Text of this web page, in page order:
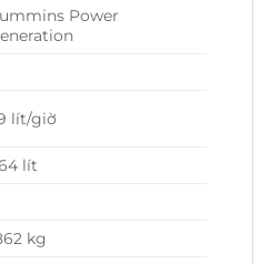
Power
lít/giờ
lít
kg